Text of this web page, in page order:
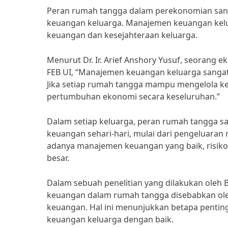
Peran rumah tangga dalam perekonomian
keuangan keluarga. Manajemen keuangan
keuangan dan kesejahteraan keluarga.
Menurut Dr. Ir. Arief Anshory Yusuf, seorang
FEB UI, “Manajemen keuangan keluarga
Jika setiap rumah tangga mampu mengelola
pertumbuhan ekonomi secara keseluruhan.”
Dalam setiap keluarga, peran rumah tangga
keuangan sehari-hari, mulai dari
adanya manajemen keuangan yang baik,
besar.
Dalam sebuah penelitian yang dilakukan oleh
keuangan dalam rumah tangga disebabkan
keuangan. Hal ini menunjukkan betapa
keuangan keluarga dengan baik.